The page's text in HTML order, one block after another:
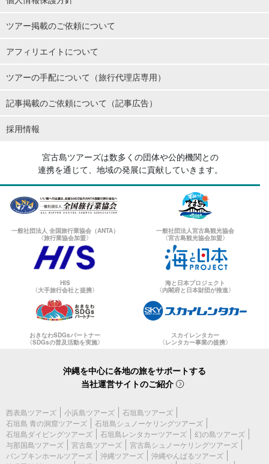
英語対応OK！どなたさまも海外のお客様ウェルカム
英語でもご対応可能です。海外のお客様にもたくさん楽しんでい
世界でひとつだけのお土産、思い出をカタチにできる特別な体験
ツアー掲載のご依頼について
アフィリエイトについて
ツアーの手配について（旅行代理店専用）
記事掲載のご依頼について（記事広告）
採用情報
宮古島ツアーズは数多くの団体や公的機関との
連携を通じて、地域の発展に貢献していきます。
一般社団法人 全国旅行業協会（ANTA）
〈旅行業協会加盟〉
一般社団法人宮古島観光協会
〈宮古島観光協会加盟〉
HIS
〈大手旅行会社と提携〉
海と日本プロジェクト
〈内閣府と日本財団が推進〉
おきなわSDGsパートナー
〈SDGsの普及活動を実施〉
スカイレンタカー
〈レンタカー事業の提携〉
沖縄を中心に各地の旅をサポートする
当社運営サイトのご紹介
西表島ツアーズ 小浜島ツアーズ
石垣島ツアーズ
石垣島 青の洞窟ツアーズ
石垣島シュノーケリングツアーズ
石垣島ダイビングツアーズ
石垣島レンタカーツアーズ
幻の島ツアーズ
与那国島ツアーズ
宮古島ツアーズ
宮古島シュノーケリングツアーズ
パンプキンホールツアーズ
沖縄ツアーズ
沖縄やんばるツアーズ